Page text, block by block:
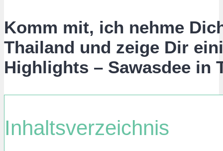
Komm mit, ich nehme
Thailand und zeige Dir
Highlights – Sawasdee in
Inhaltsverzeichnis